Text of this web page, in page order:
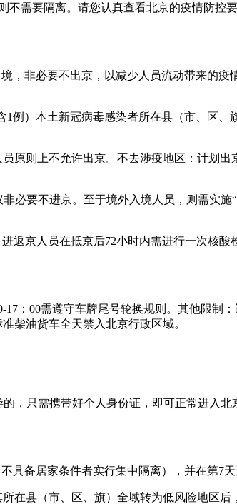
不需要隔离。请您认真查看北京的疫情防控
，非必要不出京，以减少人员流动带来的疫
例）本土新冠病毒感染者所在县（市、区、
原则上不允许出京。不去涉疫地区：计划出
必要不进京。至于境外入境人员，则需实施
返京人员在抵京后72小时内需进行一次核酸
17：00需遵守车牌尾号轮换规则。其他限制
柴油货车全天禁入北京行政区域。
，只需携带好个人身份证，即可正常进入北
具备居家条件者实行集中隔离），并在第7天
在县（市、区、旗）全域转为低风险地区后